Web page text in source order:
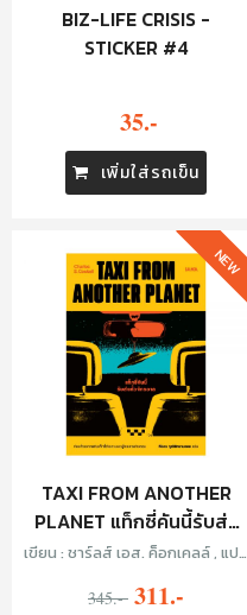
BIZ-LIFE CRISIS -
STICKER #4
35.-
เพิ่มใส่รถเข็น
TAXI FROM ANOTHER
PLANET แท็กซี่คันนี้รับส่ง
ทั่วจักรวาล
เขียน : ชาร์ลส์ เอส. ค็อกเคลล์ , แปล
345.- 311.-
NEW